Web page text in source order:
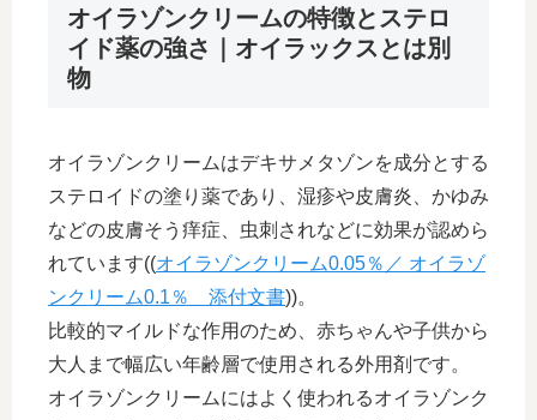
オイラゾンクリームの特徴とステロ
イド薬の強さ｜オイラックスとは別
物
オイラゾンクリームはデキサメタゾンを成分とする
ステロイドの塗り薬であり、湿疹や皮膚炎、かゆみ
などの皮膚そう痒症、虫刺されなどに効果が認めら
れています((オイラゾンクリーム0.05％／ オイラゾ
ンクリーム0.1％ 添付文書))。
比較的マイルドな作用のため、赤ちゃんや子供から
大人まで幅広い年齢層で使用される外用剤です。
オイラゾンクリームにはよく使われるオイラゾンク